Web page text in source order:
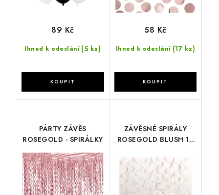
Ihned k odeslání (5 ks)
89 Kč
Ihned k odeslání (17 ks)
58 Kč
PÁRTY ZÁVĚS
ROSEGOLD - SPIRÁLKY
ZÁVĚSNÉ SPIRÁLY
ROSEGOLD BLUSH 12